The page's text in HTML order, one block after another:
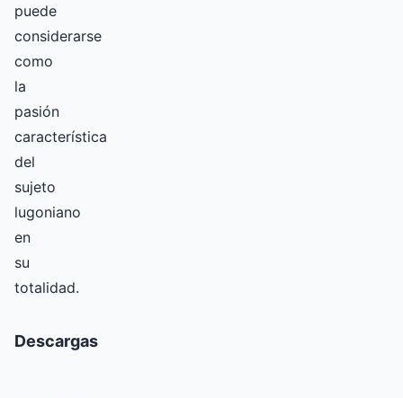
puede
considerarse
como
la
pasión
característica
del
sujeto
lugoniano
en
su
totalidad.
Descargas